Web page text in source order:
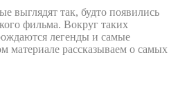
выглядят так, будто появились
фильма. Вокруг таких
легенды и самые
материале рассказываем о самых